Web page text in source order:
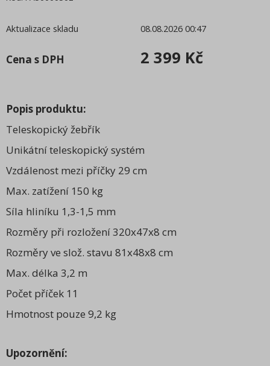
Aktualizace skladu 08.08.2026 00:47
Cena s DPH 2 399 Kč
Popis produktu:
Teleskopický žebřík
Unikátní teleskopický systém
Vzdálenost mezi příčky 29 cm
Max. zatížení 150 kg
Síla hliníku 1,3-1,5 mm
Rozměry při rozložení 320x47x8 cm
Rozměry ve slož. stavu 81x48x8 cm
Max. délka 3,2 m
Počet příček 11
Hmotnost pouze 9,2 kg
Upozornění: